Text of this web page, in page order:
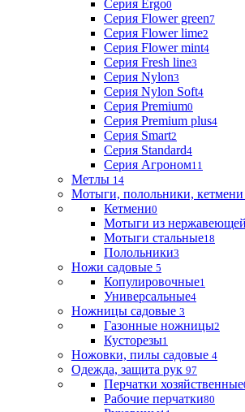
Серия Ergo0
Серия Flower green7
Серия Flower lime2
Серия Flower mint4
Серия Fresh line3
Серия Nylon3
Серия Nylon Soft4
Серия Premium0
Серия Premium plus4
Серия Smart2
Серия Standard4
Серия Агроном11
Метлы 14
Мотыги, полольники, кетмени
Кетмени0
Мотыги из нержавеющей
Мотыги стальные18
Полольники3
Ножи садовые 5
Копулировочные1
Универсальные4
Ножницы садовые 3
Газонные ножницы2
Кусторезы1
Ножовки, пилы садовые 4
Одежда, защита рук 97
Перчатки хозяйственные
Рабочие перчатки80